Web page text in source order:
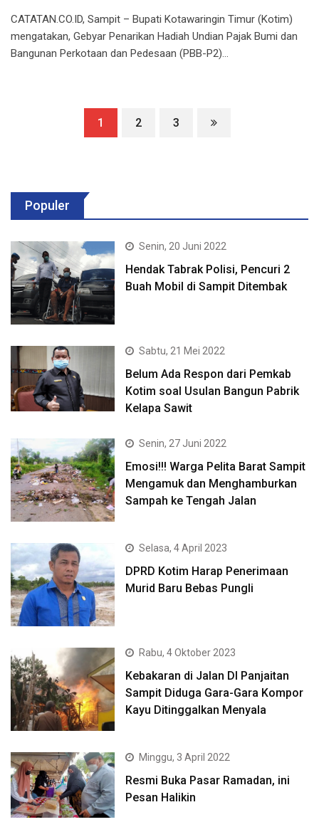
CATATAN.CO.ID, Sampit – Bupati Kotawaringin Timur (Kotim)
mengatakan, Gebyar Penarikan Hadiah Undian Pajak Bumi dan
Bangunan Perkotaan dan Pedesaan (PBB-P2)…
1 2 3
Populer
Senin, 20 Juni 2022
Hendak Tabrak Polisi, Pencuri 2
Buah Mobil di Sampit Ditembak
Sabtu, 21 Mei 2022
Belum Ada Respon dari Pemkab
Kotim soal Usulan Bangun Pabrik
Kelapa Sawit
Senin, 27 Juni 2022
Emosi!!! Warga Pelita Barat Sampit
Mengamuk dan Menghamburkan
Sampah ke Tengah Jalan
Selasa, 4 April 2023
DPRD Kotim Harap Penerimaan
Murid Baru Bebas Pungli
Rabu, 4 Oktober 2023
Kebakaran di Jalan DI Panjaitan
Sampit Diduga Gara-Gara Kompor
Kayu Ditinggalkan Menyala
Minggu, 3 April 2022
Resmi Buka Pasar Ramadan, ini
Pesan Halikin